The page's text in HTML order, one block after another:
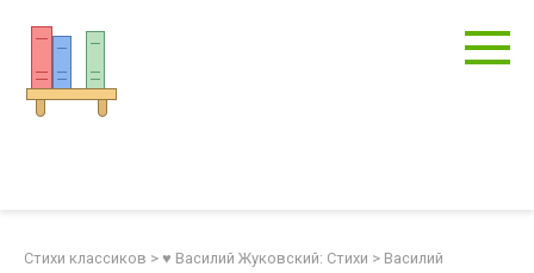
контенту
Стихи классиков > ♥ Василий Жуковский: Стихи > Василий